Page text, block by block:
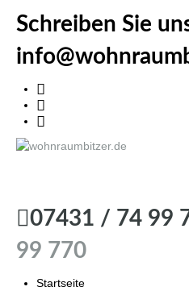
Schreiben Sie
07431 / 74 99
99 770
Startseite